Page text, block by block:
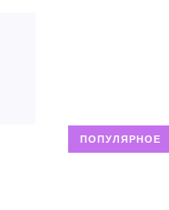
ПОПУЛЯРНОЕ